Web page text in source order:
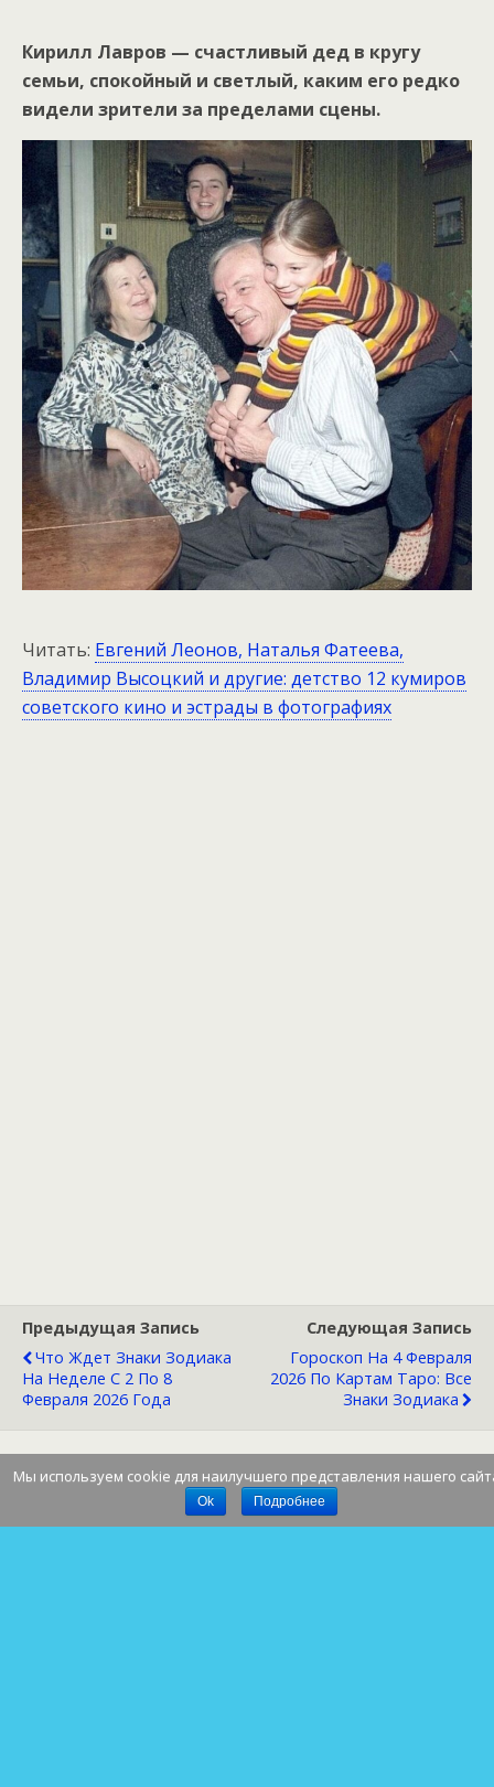
Кирилл Лавров — счастливый дед в кругу
семьи, спокойный и светлый, каким его редко
видели зрители за пределами сцены.
Читать: Евгений Леонов, Наталья Фатеева,
Владимир Высоцкий и другие: детство 12 кумиров
советского кино и эстрады в фотографиях
Предыдущая Запись
Что Ждет Знаки Зодиака
На Неделе С 2 По 8
Февраля 2026 Года
Следующая Запись
Гороскоп На 4 Февраля
2026 По Картам Таро: Все
Знаки Зодиака
Мы используем cookie для наилучшего представления нашего
Ok Подробнее
Наверх